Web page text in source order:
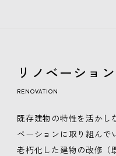
リノベーション
RENOVATION
既存建物の特性を活かし
ベーションに取り組んで
老朽化した建物の改修（